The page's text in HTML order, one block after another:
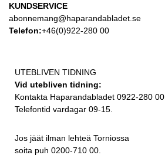
KUNDSERVICE
abonnemang@haparandabladet.se
Telefon:+46(0)922-280 00
UTEBLIVEN TIDNING
Vid utebliven tidning:
Kontakta Haparandabladet 0922-280 00.
Telefontid vardagar 09-15.
Jos jäät ilman lehteä Torniossa
soita puh 0200-710 00.